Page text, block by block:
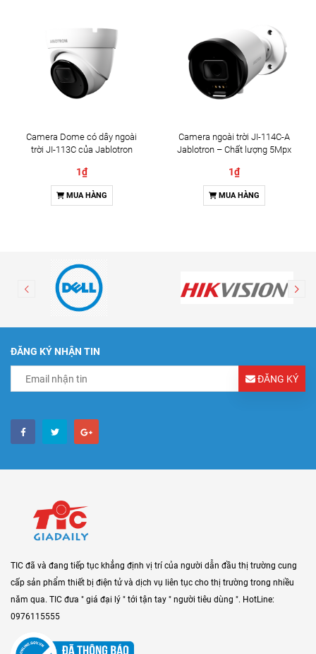
Camera Dome có dây ngoài
trời JI-113C của Jablotron
1₫
MUA HÀNG
Camera ngoài trời JI-114C-A
Jablotron – Chất lượng 5Mpx
1₫
MUA HÀNG
ĐĂNG KÝ NHẬN TIN
ĐĂNG KÝ
TIC đã và đang tiếp tục khẳng định vị trí của người dẫn đầu thị trường cung
cấp sản phẩm thiết bị điện tử và dịch vụ liên tục cho thị trường trong nhiều
năm qua. TIC đưa " giá đại lý " tới tận tay " người tiêu dùng ". HotLine:
0976115555